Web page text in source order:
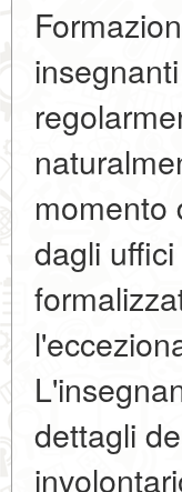
momento
dagli
dettagli